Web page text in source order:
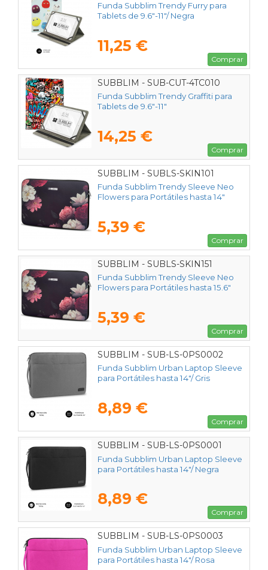
Funda Subblim Trendy Furry para
Tablets de 9.6"-11"/ Negra
11,25 €
Comprar
SUBBLIM - SUB-CUT-4TC010
Funda Subblim Trendy Graffiti para
Tablets de 9.6"-11"
14,25 €
Comprar
SUBBLIM - SUBLS-SKIN101
Funda Subblim Trendy Sleeve Neo
Flowers para Portátiles hasta 14"
5,39 €
Comprar
SUBBLIM - SUBLS-SKIN151
Funda Subblim Trendy Sleeve Neo
Flowers para Portátiles hasta 15.6"
5,39 €
Comprar
SUBBLIM - SUB-LS-0PS0002
Funda Subblim Urban Laptop Sleeve
para Portátiles hasta 14"/ Gris
8,89 €
Comprar
SUBBLIM - SUB-LS-0PS0001
Funda Subblim Urban Laptop Sleeve
para Portátiles hasta 14"/ Negra
8,89 €
Comprar
SUBBLIM - SUB-LS-0PS0003
Funda Subblim Urban Laptop Sleeve
para Portátiles hasta 14"/ Rosa